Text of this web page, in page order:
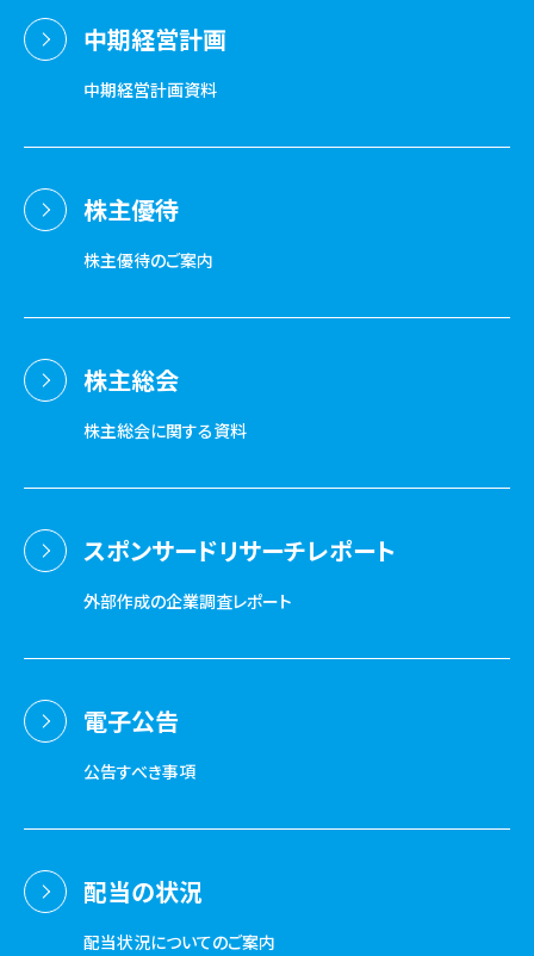
中期経営計画
中期経営計画資料
株主優待
株主優待のご案内
株主総会
株主総会に関する資料
スポンサードリサーチレポート
外部作成の企業調査レポート
電子公告
公告すべき事項
配当の状況
配当状況についてのご案内